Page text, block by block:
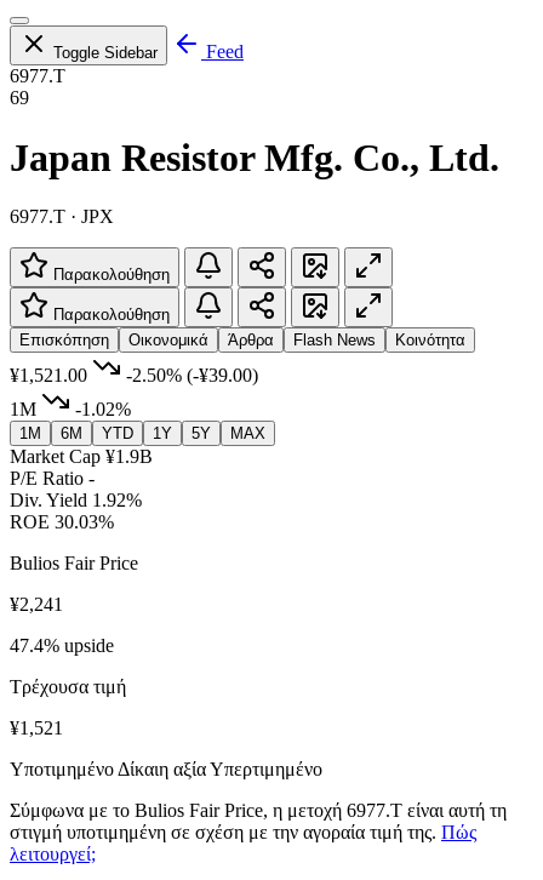
Toggle Sidebar
Feed
6977.T
69
Japan Resistor Mfg. Co., Ltd.
6977.T · JPX
Παρακολούθηση
Παρακολούθηση
Επισκόπηση
Οικονομικά Άρθρα Flash News Κοινότητα
¥1,521.00 -2.50% (-¥39.00)
1M
-1.02%
1M 6M YTD 1Y 5Y MAX
Market Cap ¥1.9B
P/E Ratio -
Div. Yield 1.92%
ROE 30.03%
Bulios Fair Price
¥2,241
47.4% upside
Τρέχουσα τιμή
¥1,521
Υποτιμημένο Δίκαιη αξίαΥπερτιμημένο
Σύμφωνα με το Bulios Fair Price, η μετοχή 6977.T είναι αυτή τη
στιγμή υποτιμημένη σε σχέση με την αγοραία τιμή της. Πώς
λειτουργεί;